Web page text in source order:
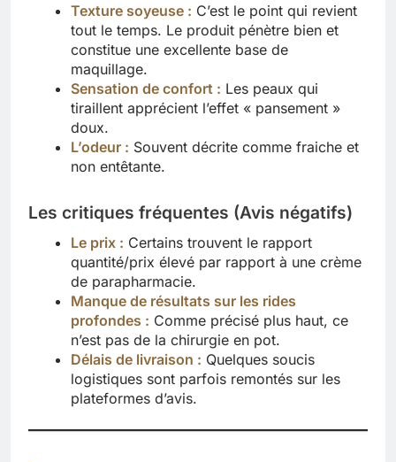
Texture soyeuse : C’est le point qui revient
tout le temps. Le produit pénètre bien et
constitue une excellente base de
maquillage.
Sensation de confort : Les peaux qui
tiraillent apprécient l’effet « pansement »
doux.
L’odeur : Souvent décrite comme fraiche et
non entêtante.
Les critiques fréquentes (Avis négatifs)
Le prix : Certains trouvent le rapport
quantité/prix élevé par rapport à une crème
de parapharmacie.
Manque de résultats sur les rides
profondes : Comme précisé plus haut, ce
n’est pas de la chirurgie en pot.
Délais de livraison : Quelques soucis
logistiques sont parfois remontés sur les
plateformes d’avis.